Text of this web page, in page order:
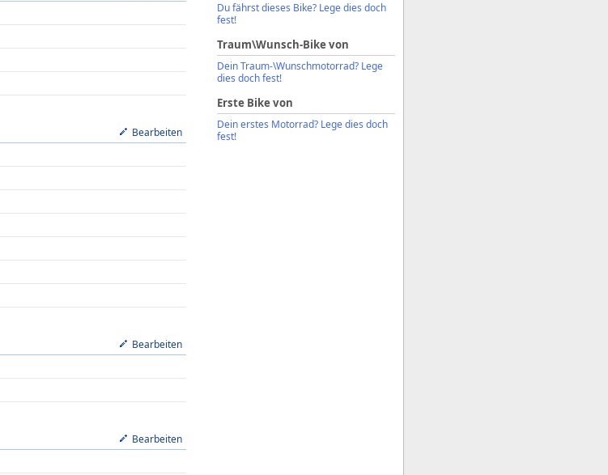
Bearbeiten
Bearbeiten
Bearbeiten
Du fährst dieses Bike? Lege dies doch
fest!
Traum\Wunsch-Bike von
Dein Traum-\Wunschmotorrad? Lege
dies doch fest!
Erste Bike von
Dein erstes Motorrad? Lege dies doch
fest!